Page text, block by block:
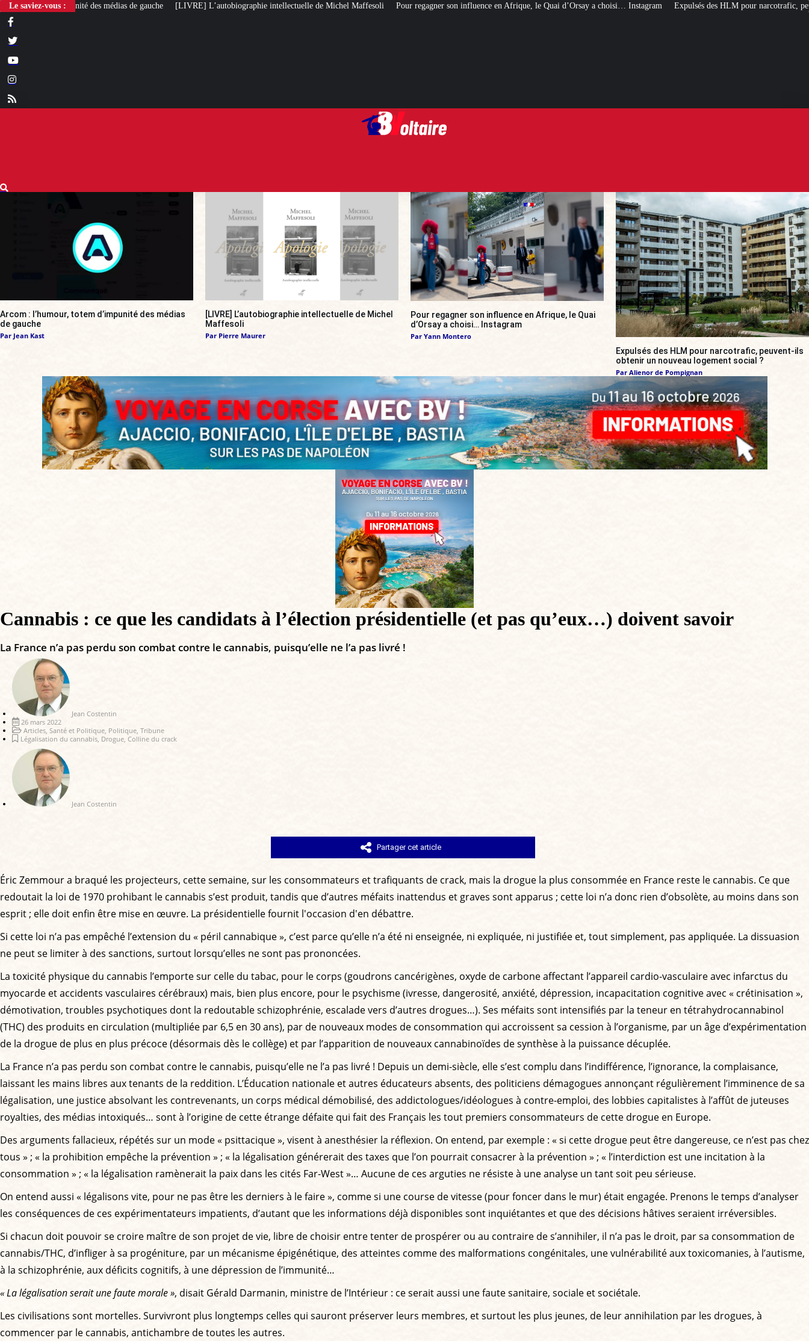
Le saviez-vous :
médias de gauche [LIVRE] L’autobiographie intellectuelle de Michel Maffesoli Pour regagner son influence en Afrique, le Quai d’Orsay a choisi… Instagram Expulsés des HLM pour narcotrafic, peuvent-ils obtenir un
Arcom : l’humour, totem d’impunité des médias
de gauche
Par Jean Kast
[LIVRE] L’autobiographie intellectuelle de Michel
Maffesoli
Par Pierre Maurer
Pour regagner son influence en Afrique, le Quai
d’Orsay a choisi… Instagram
Par Yann Montero
Expulsés des HLM pour narcotrafic, peuvent-ils
obtenir un nouveau logement social ?
Par Alienor de Pompignan
Cannabis : ce que les candidats à l’élection présidentielle (et pas qu’eux…) doivent savoir
La France n’a pas perdu son combat contre le cannabis, puisqu’elle ne l’a pas livré !
Jean Costentin
26 mars 2022
Articles Santé et Politique Politique Tribune
Légalisation du cannabis Drogue Colline du crack
Jean Costentin
Partager cet article
Éric Zemmour a braqué les projecteurs, cette semaine, sur les consommateurs et trafiquants de crack, mais la drogue la plus consommée en France reste le cannabis. Ce que
redoutait la loi de 1970 prohibant le cannabis s’est produit, tandis que d’autres méfaits inattendus et graves sont apparus ; cette loi n’a donc rien d’obsolète, au moins dans son
esprit ; elle doit enfin être mise en œuvre. La présidentielle fournit l'occasion d'en débattre.
Si cette loi n’a pas empêché l’extension du « péril cannabique », c’est parce qu’elle n’a été ni enseignée, ni expliquée, ni justifiée et, tout simplement, pas appliquée. La dissuasion
ne peut se limiter à des sanctions, surtout lorsqu’elles ne sont pas prononcées.
La toxicité physique du cannabis l’emporte sur celle du tabac, pour le corps (goudrons cancérigènes, oxyde de carbone affectant l’appareil cardio-vasculaire avec infarctus du
myocarde et accidents vasculaires cérébraux) mais, bien plus encore, pour le psychisme (ivresse, dangerosité, anxiété, dépression, incapacitation cognitive avec « crétinisation »,
démotivation, troubles psychotiques dont la redoutable schizophrénie, escalade vers d’autres drogues…). Ses méfaits sont intensifiés par la teneur en tétrahydrocannabinol
(THC) des produits en circulation (multipliée par 6,5 en 30 ans), par de nouveaux modes de consommation qui accroissent sa cession à l’organisme, par un âge d’expérimentation
de la drogue de plus en plus précoce (désormais dès le collège) et par l’apparition de nouveaux cannabinoïdes de synthèse à la puissance décuplée.
La France n’a pas perdu son combat contre le cannabis, puisqu’elle ne l’a pas livré ! Depuis un demi-siècle, elle s’est complu dans l’indifférence, l’ignorance, la complaisance,
laissant les mains libres aux tenants de la reddition. L’Éducation nationale et autres éducateurs absents, des politiciens démagogues annonçant régulièrement l’imminence de sa
légalisation, une justice absolvant les contrevenants, un corps médical démobilisé, des addictologues/idéologues à contre-emploi, des lobbies capitalistes à l’affût de juteuses
royalties, des médias intoxiqués… sont à l’origine de cette étrange défaite qui fait des Français les tout premiers consommateurs de cette drogue en Europe.
Des arguments fallacieux, répétés sur un mode « psittacique », visent à anesthésier la réflexion. On entend, par exemple : « si cette drogue peut être dangereuse, ce n’est pas chez
tous » ; « la prohibition empêche la prévention » ; « la légalisation générerait des taxes que l’on pourrait consacrer à la prévention » ; « l’interdiction est une incitation à la
consommation » ; « la légalisation ramènerait la paix dans les cités Far-West »… Aucune de ces arguties ne résiste à une analyse un tant soit peu sérieuse.
On entend aussi « légalisons vite, pour ne pas être les derniers à le faire », comme si une course de vitesse (pour foncer dans le mur) était engagée. Prenons le temps d’analyser
les conséquences de ces expérimentateurs impatients, d’autant que les informations déjà disponibles sont inquiétantes et que des décisions hâtives seraient irréversibles.
Si chacun doit pouvoir se croire maître de son projet de vie, libre de choisir entre tenter de prospérer ou au contraire de s’annihiler, il n’a pas le droit, par sa consommation de
cannabis/THC, d’infliger à sa progéniture, par un mécanisme épigénétique, des atteintes comme des malformations congénitales, une vulnérabilité aux toxicomanies, à l’autisme,
à la schizophrénie, aux déficits cognitifs, à une dépression de l’immunité…
« La légalisation serait une faute morale », disait Gérald Darmanin, ministre de l’Intérieur : ce serait aussi une faute sanitaire, sociale et sociétale.
Les civilisations sont mortelles. Survivront plus longtemps celles qui sauront préserver leurs membres, et surtout les plus jeunes, de leur annihilation par les drogues, à
commencer par le cannabis, antichambre de toutes les autres.